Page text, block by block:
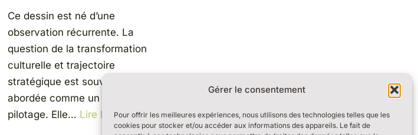
Gérer le consentement
Pour offrir les meilleures expériences, nous utilisons des technologies telles que les
cookies pour stocker et/ou accéder aux informations des appareils. Le fait de
Ce dessin est né d’une
observation récurrente. La
question de la transformation
culturelle et trajectoire
stratégique est souvent
abordée comme un sujet de
pilotage. Elle… Lire la suite »